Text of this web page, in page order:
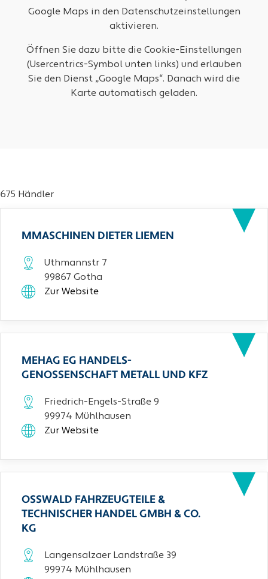
Google Maps in den Datenschutzeinstellungen
aktivieren.
Öffnen Sie dazu bitte die Cookie-Einstellungen
(Usercentrics-Symbol unten links) und erlauben
Sie den Dienst „Google Maps“. Danach wird die
Karte automatisch geladen.
675 Händler
MMASCHINEN DIETER LIEMEN
Uthmannstr 7
99867 Gotha
Zur Website
MEHAG EG HANDELS-
GENOSSENSCHAFT METALL UND KFZ
Friedrich-Engels-Straße 9
99974 Mühlhausen
Zur Website
OSSWALD FAHRZEUGTEILE & T
ECHNISCHER HANDEL GMBH & CO. K
G
Langensalzaer Landstraße 39
99974 Mühlhausen